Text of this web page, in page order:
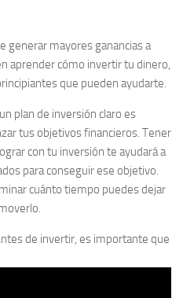
generar mayores ganancias a
aprender cómo invertir tu dinero,
que pueden ayudarte.
plan de inversión claro es
tus objetivos financieros. Tener
con tu inversión te ayudará a
para conseguir ese objetivo.
cuánto tiempo puedes dejar
de invertir, es importante que